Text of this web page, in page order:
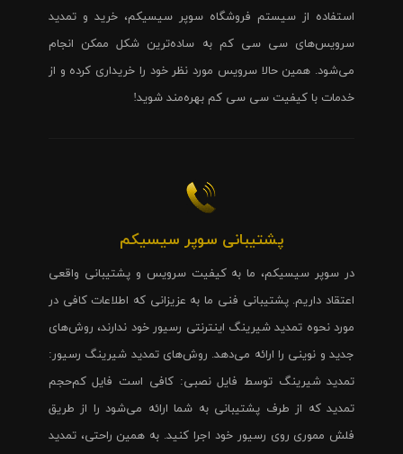
استفاده از سیستم فروشگاه سوپر سیسیکم، خرید و تمدید
سرویس‌های سی سی کم به ساده‌ترین شکل ممکن انجام
می‌شود. همین حالا سرویس مورد نظر خود را خریداری کرده و از
خدمات با کیفیت سی سی کم بهره‌مند شوید!
پشتیبانی سوپر سیسیکم
در سوپر سیسیکم، ما به کیفیت سرویس و پشتیبانی واقعی
اعتقاد داریم. پشتیبانی فنی ما به عزیزانی که اطلاعات کافی در
مورد نحوه تمدید شیرینگ اینترنتی رسیور خود ندارند، روش‌های
جدید و نوینی را ارائه می‌دهد. روش‌های تمدید شیرینگ رسیور:
تمدید شیرینگ توسط فایل نصبی: کافی است فایل کم‌حجم
تمدید که از طرف پشتیبانی به شما ارائه می‌شود را از طریق
فلش مموری روی رسیور خود اجرا کنید. به همین راحتی، تمدید